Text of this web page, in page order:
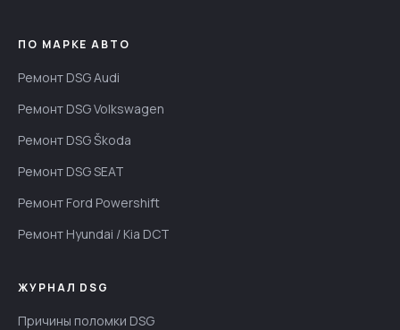
ПО МАРКЕ АВТО
Ремонт DSG Audi
Ремонт DSG Volkswagen
Ремонт DSG Škoda
Ремонт DSG SEAT
Ремонт Ford Powershift
Ремонт Hyundai / Kia DCT
ЖУРНАЛ DSG
Причины поломки DSG